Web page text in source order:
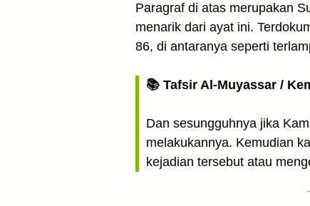
Paragraf di atas merupakan
menarik dari ayat ini.
86, di antaranya seperti
📚 Tafsir Al-Muyassar /
Dan sesungguhnya jika
melakukannya. Kemudian
kejadian tersebut atau